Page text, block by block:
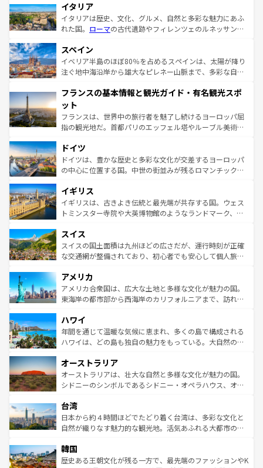
イタリア
イタリアは歴史、文化、グルメ、自然と多彩な魅力にあふ
れた国。 ローマの古代遺跡やフィレンツェのルネッサンス
ろん、トスカーナの美しい田園風景やアマルフィ海岸の絶
景など、自然景観も見逃せない。観光の合間には、本場の
ピザやパスタなど、絶品のイタリア料理を堪能することも
ませてくれるイタリアで、忘れられない旅をしてみよう！
なお、新着のイタリア情報は
しい。
スペイン
イベリア半島のほぼ80％を占めるスペインは、太陽が降り
注ぐ地中海沿岸から雄大なピレネー山脈まで、多彩な自然
文化が根付くこの国では、情熱的なフラメンコ、熱気あふ
れる闘牛、そして美味しいタパスが生活の一部となってい
る。首都マドリードの洗練された雰囲気や、バルセロナの
アートに溢れた街角から、地方では古代ローマ遺跡や中世
せる。地方によって風土や気候が異なるスペインはその個
性で訪れる人を魅了する。 なお、新着のスペイン情報は コ
ンテンツ一覧を参照してほしい。
フランスの基本情報と観光ガイド・有名観光スポ
ット
フランスは、世界中の旅行者を魅了し続けるヨーロッパ屈
指の観光地だ。首都パリのエッフェル塔やルーブル美術館
で、幅広い魅力が詰まっている。華麗な宮殿、歴史的な大
聖堂、美しいビーチ、そして豊かな自然が、訪れる者を心
から魅了する。また、フランスは美食の国としても知ら
いる。シャンパンの発祥地であるランス、プロヴァンスの
香り高いラベンダー畑など、多彩な楽しみ方が可能だ。さ
らに、パリ以外の地域にも魅力が溢れており、どの街角に
れる地方に足を運ぶとそれぞれで全く異なる文化を体験で
きるだろう。 なお、新着のフランス情報はコンテンツ一覧
を参照してほしい。
ドイツ
ドイツは、豊かな歴史と多彩な文化が交差するヨーロッパ
の中心に位置する国。中世の街並みが残るロマンチック街
顔を持つこの国は、どこを歩いても飽きることがない。ベ
ルリンの文化的活気、バイエルン州のアルプスの絶景、そ
してライン川沿いのワイン畑といった風景は必見。ビール
は、お酒好きな人にはぜひ体験してほしい。 なお、新着の
ドイツ情報はコンテンツ一覧を参照してほしい。
イギリス
イギリスは、古きよき伝統と最先端が共存する国。ウェス
トミンスター寺院や大英博物館のようなランドマーク、歴
リアごとに異なる魅力がある。また、優雅なアフタヌーン
ティー、ビール好きにはたまらない英国パブ、サッカー観
戦など、本場だからこそできる体験も豊富。イギリスを旅
ンツ一覧を参照してほしい。
スイス
スイスの国土面積は九州ほどの広さだが、運行時刻が正確
な交通網が整備されており、初心者でも安心して個人旅行
の建物がそのまま残る町や、スイスならではのユニークな
博物館もあり、アルプス観光だけでなく町歩きも満喫する
ことができる。国民の所得が高いため物価も高いが、旅行
ば市内交通費無料で観光を楽しむこともできる。 なお、新
着のスイス情報はコンテンツ一覧 を参照してほしい。
アメリカ
アメリカ合衆国は、広大な土地と多様な文化が魅力の国。
東海岸の都市部から西海岸のカリフォルニアまで、訪れる
のような巨大都市は、観光、ショッピング、エンターテイ
ンメントが詰まった刺激的なスポットだ。一方、アメリカ
西部には大自然が広がり、グランドキャニオンやイエロー
部のニューオーリンズでは、音楽と美食が融合した独特の
文化が魅力。旅行者はアメリカの各地域で異なる魅力を楽
しみながら、その多様性と豊かな歴史を感じることができ
ならではの贅沢な旅のスタイルだ。 なお、新着のアメリカ
情報はコンテンツ一覧を参照してほしい。
ハワイ
年間を通じて温暖な気候に恵まれ、多くの島で構成される
ハワイは、どの島も独自の魅力をもっている。大自然の神
ワイ島は見逃せない。また、定番の観光地といえばオアフ
島だが、静かな自然を求めるならマウイ島やカウアイ島が
おすすめ。エメラルドグリーンに輝く海をはじめ、豊かな
れるおもてなしの心で訪れる人々を迎えてくれるハワイの
人々、おいしいローカルフードやハワイアンミュージッ
ク、伝統的なフラダンスなど、すべてがハワイの魅力を彩
ワイを、存分に味わってほしい。 なお、新着のハワイ情報
はコンテンツ一覧を参照してほしい。
オーストラリア
オーストラリアは、壮大な自然と多様な文化が魅力の国。
シドニーのシンボルであるシドニー・オペラハウス、オー
リアリーフや大陸中央部にそびえるウルル（エアーズロッ
ク）、タスマニアの美しい原生林やケアンズの熱帯雨林な
ど、見どころがたくさん。また、カフェやワイン、オージ
いる。アクティビティも充実しており、サーフィンやダイ
ビング、ハイキングなど、アウトドア好きにはたまらな
台湾
日本から約４時間ほどでたどり着く台湾は、多彩な文化と
自然が織りなす魅力的な観光地。活気あふれる大都市の台
ン）、静ひつな山岳地帯である台湾東部など、都市の喧騒
と山間の静けさが共存しており、訪れる人に新しい発見と
韓国
歴史ある王朝文化が残る一方で、最先端のファッションやK